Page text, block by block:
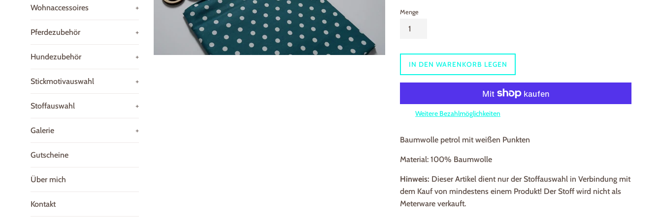
Wohnaccessoires +
Pferdezubehör +
Hundezubehör +
Stickmotivauswahl +
Stoffauswahl +
Galerie +
Gutscheine
Über mich
Kontakt
Menge
IN DEN WARENKORB LEGEN
Weitere Bezahlmöglichkeiten
Baumwolle petrol mit weißen Punkten
Material: 100% Baumwolle
Hinweis: Dieser Artikel dient nur der Stoffauswahl in Verbindung mit
dem Kauf von mindestens einem Produkt! Der Stoff wird nicht als
Meterware verkauft.